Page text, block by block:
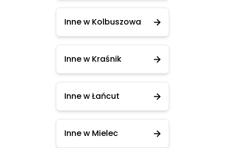
Inne w Kolbuszowa
Inne w Kraśnik
Inne w Łańcut
Inne w Mielec